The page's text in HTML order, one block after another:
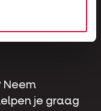
Neem
je graag